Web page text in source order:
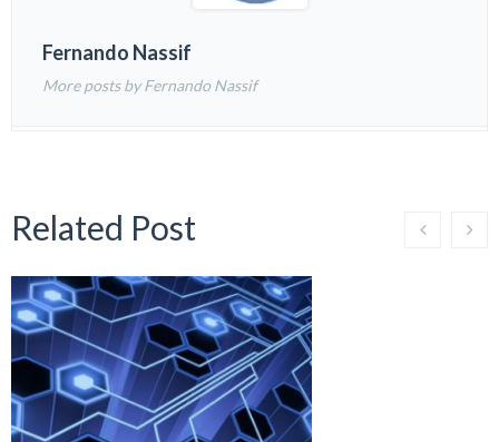
Fernando Nassif
More posts by Fernando Nassif
Related Post